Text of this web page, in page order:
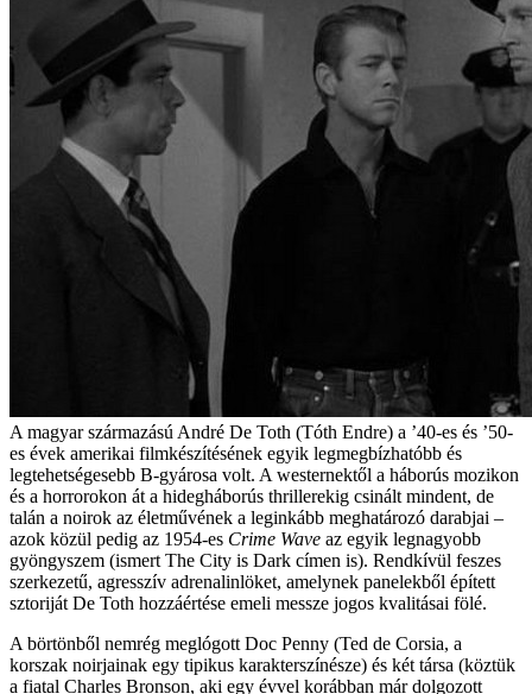
A magyar származású André De Toth (Tóth Endre) a ’40-es és ’50-
es évek amerikai filmkészítésének egyik legmegbízhatóbb és
legtehetségesebb B-gyárosa volt. A westernektől a háborús mozikon
és a horrorokon át a hidegháborús thrillerekig csinált mindent, de
talán a noirok az életművének a leginkább meghatározó darabjai –
azok közül pedig az 1954-es Crime Wave az egyik legnagyobb
gyöngyszem (ismert The City is Dark címen is). Rendkívül feszes
szerkezetű, agresszív adrenalinlöket, amelynek panelekből épített
sztoriját De Toth hozzáértése emeli messze jogos kvalitásai fölé.
A börtönből nemrég meglógott Doc Penny (Ted de Corsia, a
korszak noirjainak egy tipikus karakterszínésze) és két társa (köztük
a fiatal Charles Bronson, aki egy évvel korábban már dolgozott